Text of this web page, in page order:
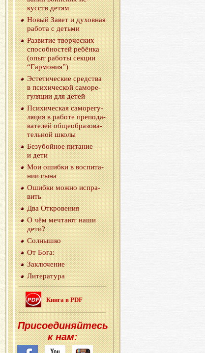
кусств детям
Новый Завет и ду­хов­ная
ра­бо­та с детьми
Раз­ви­тие твор­че­ских
спо­соб­но­стей ре­бён­ка
(опыт ра­бо­ты сек­ции
“Гар­мо­ния”)
Эс­те­ти­че­ские сред­ства
в пси­хи­че­ской са­мо­ре­
гу­ля­ции для детей
Пси­хи­че­ская са­мо­ре­гу­
ля­ция в ра­бо­те пре­по­да­
ва­те­лей общеобразова­
тельной школы
Безу­бой­ное пи­та­ние —
и дети
Мои ошиб­ки в вос­пи­та­
нии сына
Ошиб­ки можно ис­пра­
вить
Два От­кро­ве­ния
О чём меч­та­ют наши
дети?
Сол­ныш­ко
От Бога:
За­клю­че­ние
Ли­те­ра­ту­ра
Книга в PDF
При­со­еди­няй­тесь
к нам: